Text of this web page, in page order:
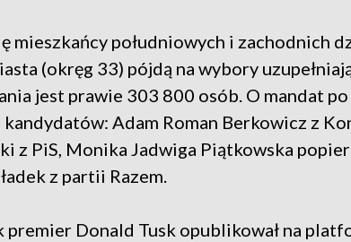
mieszkańcy południowych i zachodnich
(okręg 33) pójdą na wybory
jest prawie 303 800 osób. O mandat
Adam Roman Berkowicz z
z PiS, Monika Jadwiga Piątkowska
z partii Razem.
Donald Tusk opublikował na